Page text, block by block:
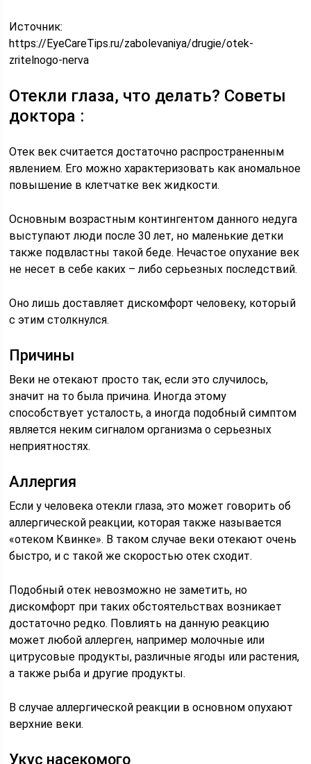
Источник:
https://EyeCareTips.ru/zabolevaniya/drugie/otek-
zritelnogo-nerva
Отекли глаза, что делать? Советы
доктора :
Отек век считается достаточно распространенным
явлением. Его можно характеризовать как аномальное
повышение в клетчатке век жидкости.
Основным возрастным контингентом данного недуга
выступают люди после 30 лет, но маленькие детки
также подвластны такой беде. Нечастое опухание век
не несет в себе каких – либо серьезных последствий.
Оно лишь доставляет дискомфорт человеку, который
с этим столкнулся.
Причины
Веки не отекают просто так, если это случилось,
значит на то была причина. Иногда этому
способствует усталость, а иногда подобный симптом
является неким сигналом организма о серьезных
неприятностях.
Аллергия
Если у человека отекли глаза, это может говорить об
аллергической реакции, которая также называется
«отеком Квинке». В таком случае веки отекают очень
быстро, и с такой же скоростью отек сходит.
Подобный отек невозможно не заметить, но
дискомфорт при таких обстоятельствах возникает
достаточно редко. Повлиять на данную реакцию
может любой аллерген, например молочные или
цитрусовые продукты, различные ягоды или растения,
а также рыба и другие продукты.
В случае аллергической реакции в основном опухают
верхние веки.
Укус насекомого